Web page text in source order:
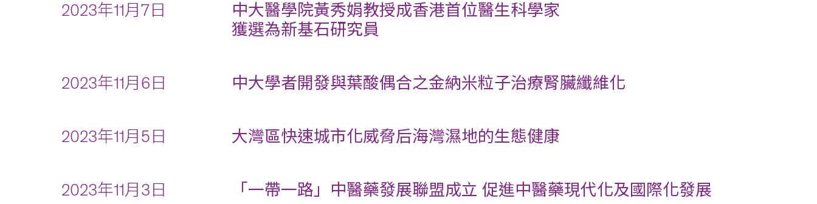
2023年11月7日
中大醫學院黃秀娟教授成香港首位醫生科學家
獲選為新基石研究員
2023年11月6日 中大學者開發與葉酸偶合之金納米粒子治療腎臟纖維化
2023年11月5日 大灣區快速城市化威脅后海灣濕地的生態健康
2023年11月3日 「一帶一路」中醫藥發展聯盟成立 促進中醫藥現代化及國際化發展